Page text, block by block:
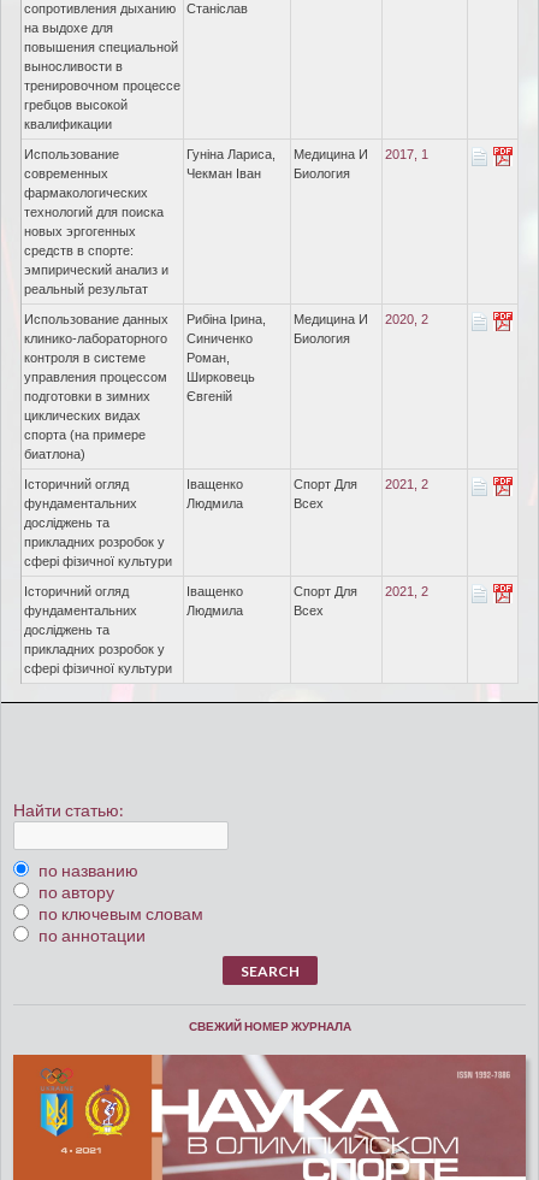
сопротивления дыханию
на выдохе для
повышения специальной
выносливости в
тренировочном процессе
гребцов высокой
квалификации
Станіслав
Использование
современных
фармакологических
технологий для поиска
новых эргогенных
средств в спорте:
эмпирический анализ и
реальный результат
Гуніна Лариса,
Чекман Іван
Медицина И
Биология
2017, 1
Использование данных
клинико-лабораторного
контроля в системе
управления процессом
подготовки в зимних
циклических видах
спорта (на примере
биатлона)
Рибіна Ірина,
Синиченко
Роман,
Ширковець
Євгеній
Медицина И
Биология
2020, 2
Історичний огляд
фундаментальних
досліджень та
прикладних розробок у
сфері фізичної культури
Іващенко
Людмила
Спорт Для
Всех
2021, 2
Історичний огляд
фундаментальних
досліджень та
прикладних розробок у
сфері фізичної культури
Іващенко
Людмила
Спорт Для
Всех
2021, 2
Найти статью:
по названию
по автору
по ключевым словам
по аннотации
СВЕЖИЙ НОМЕР ЖУРНАЛА